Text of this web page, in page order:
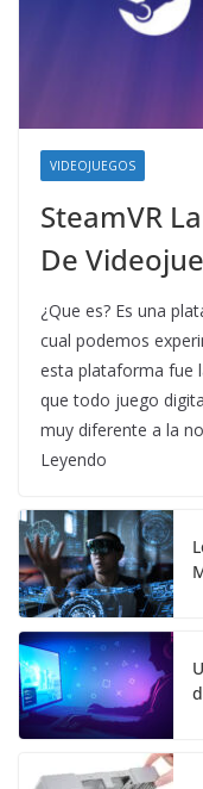
VIDEOJUEGOS
SteamVR
De
¿Que es? Es una
cual podemos
esta plataforma fue
que todo juego
muy diferente a la
Leyendo